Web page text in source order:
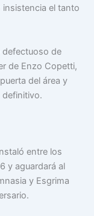
el tanto
defectuoso de
de Enzo Copetti,
del área y
definitivo.
entre los
y aguardará al
y Esgrima